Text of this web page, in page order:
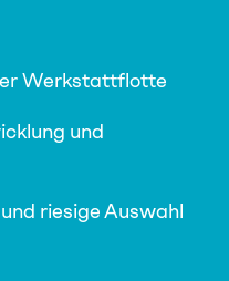
Werkstattflotte
und
riesige Auswahl